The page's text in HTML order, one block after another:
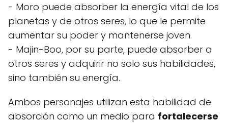
- Moro puede absorber la energía vital de los
planetas y de otros seres, lo que le permite
aumentar su poder y mantenerse joven.
- Majin-Boo, por su parte, puede absorber a
otros seres y adquirir no solo sus habilidades,
sino también su energía.
Ambos personajes utilizan esta habilidad de
absorción como un medio para fortalecerse